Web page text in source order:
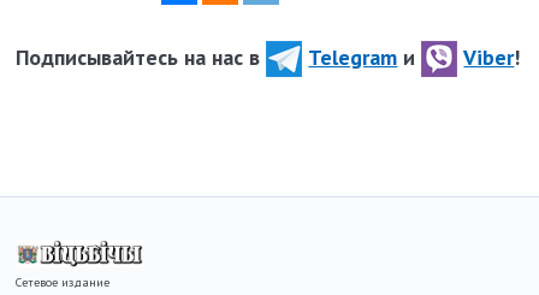
Подписывайтесь на нас в Telegram и Viber!
Сетевое издание